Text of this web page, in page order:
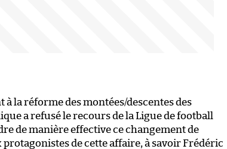
à la réforme des montées/descentes des
a refusé le recours de la Ligue de football
de manière effective ce changement de
de cette affaire, à savoir Frédéric